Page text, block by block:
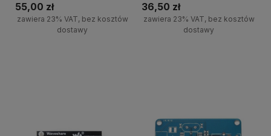
55,00 zł
zawiera 23% VAT, bez kosztów
dostawy
36,50 zł
zawiera 23% VAT, bez kosztów
dostawy